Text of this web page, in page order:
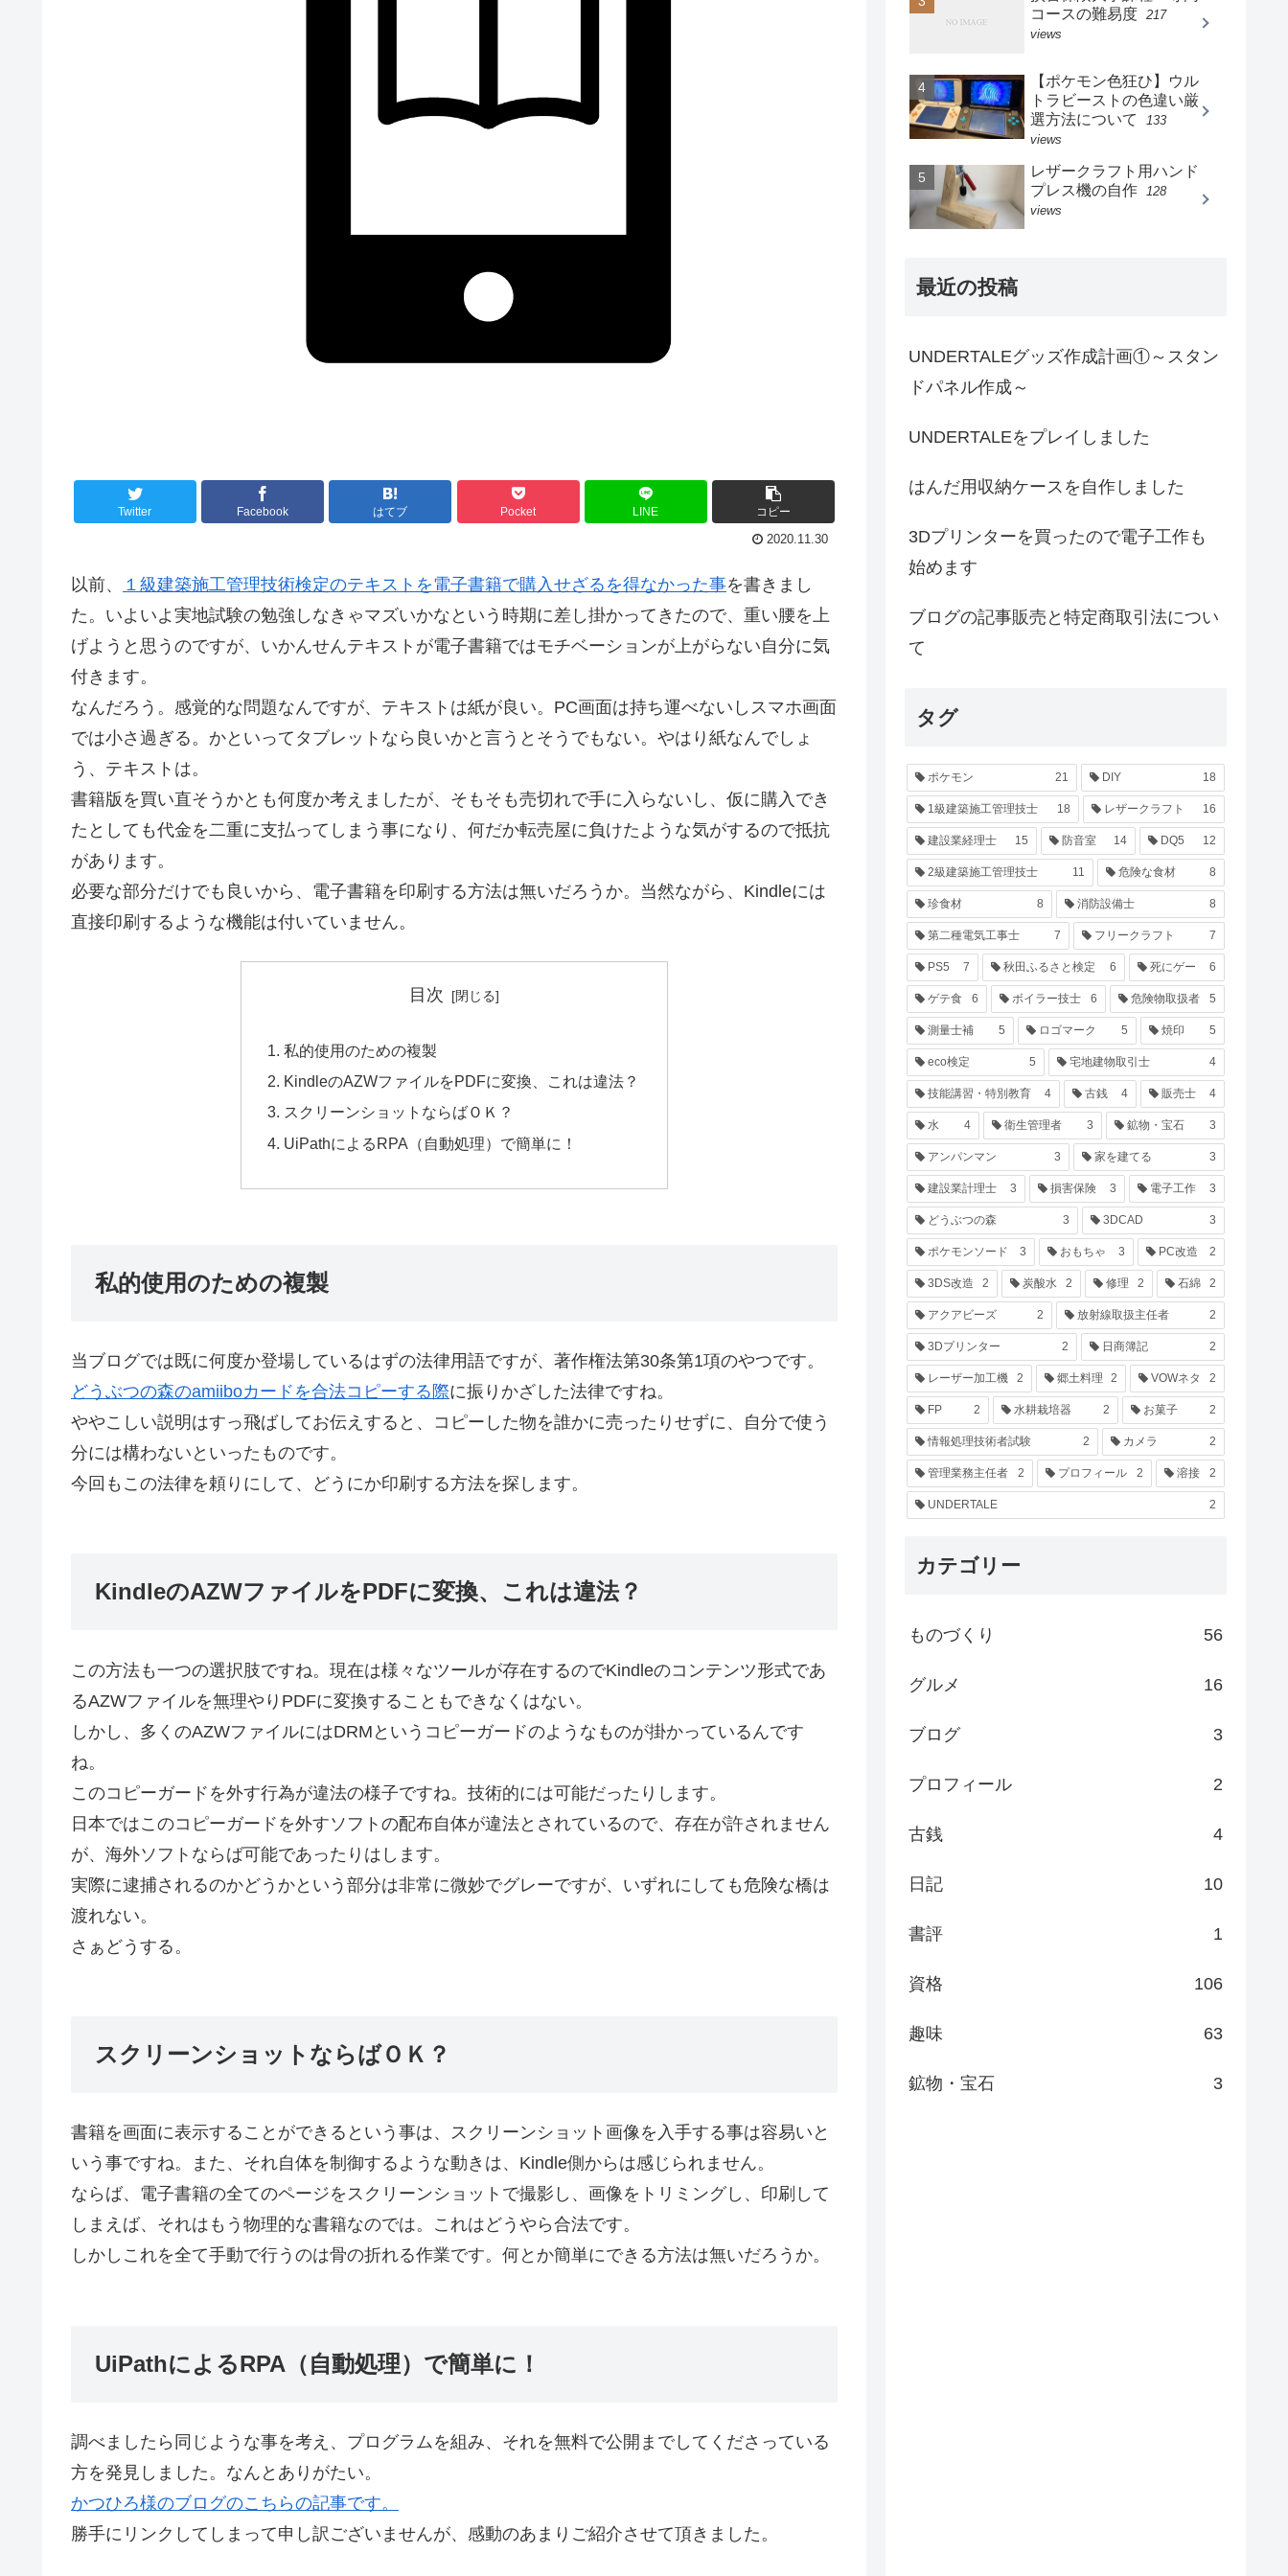
Twitter Facebook はてブ Pocket LINE コピー
2020.11.30
以前、 １級建築施工管理技術検定のテキストを電子書籍で購入せざるを得なかった事を書きまし
た。いよいよ実地試験の勉強しなきゃマズいかなという時期に差し掛かってきたので、重い腰を上
げようと思うのですが、いかんせんテキストが電子書籍ではモチベーションが上がらない自分に気
付きます。
なんだろう。感覚的な問題なんですが、テキストは紙が良い。PC画面は持ち運べないしスマホ画面
では小さ過ぎる。かといってタブレットなら良いかと言うとそうでもない。やはり紙なんでしょ
う、テキストは。
書籍版を買い直そうかとも何度か考えましたが、そもそも売切れで手に入らないし、仮に購入でき
たとしても代金を二重に支払ってしまう事になり、何だか転売屋に負けたような気がするので抵抗
があります。
必要な部分だけでも良いから、電子書籍を印刷する方法は無いだろうか。当然ながら、Kindleには
直接印刷するような機能は付いていません。
目次
私的使用のための複製
KindleのAZWファイルをPDFに変換、これは違法？
スクリーンショットならばＯＫ？
UiPathによるRPA（自動処理）で簡単に！
私的使用のための複製
当ブログでは既に何度か登場しているはずの法律用語ですが、著作権法第30条第1項のやつです。
どうぶつの森のamiiboカードを合法コピーする際に振りかざした法律ですね。
ややこしい説明はすっ飛ばしてお伝えすると、コピーした物を誰かに売ったりせずに、自分で使う
分には構わないといったものです。
今回もこの法律を頼りにして、どうにか印刷する方法を探します。
KindleのAZWファイルをPDFに変換、これは違法？
この方法も一つの選択肢ですね。現在は様々なツールが存在するのでKindleのコンテンツ形式であ
るAZWファイルを無理やりPDFに変換することもできなくはない。
しかし、多くのAZWファイルにはDRMというコピーガードのようなものが掛かっているんです
ね。
このコピーガードを外す行為が違法の様子ですね。技術的には可能だったりします。
日本ではこのコピーガードを外すソフトの配布自体が違法とされているので、存在が許されません
が、海外ソフトならば可能であったりはします。
実際に逮捕されるのかどうかという部分は非常に微妙でグレーですが、いずれにしても危険な橋は
渡れない。
さぁどうする。
スクリーンショットならばＯＫ？
書籍を画面に表示することができるという事は、スクリーンショット画像を入手する事は容易いと
いう事ですね。また、それ自体を制御するような動きは、Kindle側からは感じられません。
ならば、電子書籍の全てのページをスクリーンショットで撮影し、画像をトリミングし、印刷して
しまえば、それはもう物理的な書籍なのでは。これはどうやら合法です。
しかしこれを全て手動で行うのは骨の折れる作業です。何とか簡単にできる方法は無いだろうか。
UiPathによるRPA（自動処理）で簡単に！
調べましたら同じような事を考え、プログラムを組み、それを無料で公開までしてくださっている
方を発見しました。なんとありがたい。
かつひろ様のブログのこちらの記事です。
勝手にリンクしてしまって申し訳ございませんが、感動のあまりご紹介させて頂きました。
コースの難易度 217
views
【ポケモン色狂ひ】ウル
トラビーストの色違い厳
選方法について
133
views
レザークラフト用ハンド
プレス機の自作
128
views
最近の投稿
UNDERTALEグッズ作成計画①～スタン
ドパネル作成～
UNDERTALEをプレイしました
はんだ用収納ケースを自作しました
3Dプリンターを買ったので電子工作も
始めます
ブログの記事販売と特定商取引法につい
て
タグ
ポケモン 21 DIY 18
1級建築施工管理技士 18 レザークラフト 16
建設業経理士 15 防音室 14 DQ5 12
2級建築施工管理技士 11 危険な食材 8
珍食材 8 消防設備士 8
第二種電気工事士 7 フリークラフト 7
PS5 7 秋田ふるさと検定 6 死にゲー 6
ゲテ食 6 ボイラー技士 6 危険物取扱者 5
測量士補 5 ロゴマーク 5 焼印 5
eco検定 5 宅地建物取引士 4
技能講習・特別教育 4 古銭 4 販売士 4
水 4 衛生管理者 3 鉱物・宝石 3
アンパンマン 3 家を建てる 3
建設業計理士 3 損害保険 3 電子工作 3
どうぶつの森 3 3DCAD 3
ポケモンソード 3 おもちゃ 3 PC改造 2
3DS改造 2 炭酸水 2 修理 2 石綿 2
アクアビーズ 2 放射線取扱主任者 2
3Dプリンター 2 日商簿記 2
レーザー加工機 2 郷土料理 2 VOWネタ 2
FP 2 水耕栽培器 2 お菓子 2
情報処理技術者試験 2 カメラ 2
管理業務主任者 2 プロフィール 2 溶接 2
UNDERTALE 2
カテゴリー
ものづくり 56
グルメ 16
ブログ 3
プロフィール 2
古銭 4
日記 10
書評 1
資格 106
趣味 63
鉱物・宝石 3